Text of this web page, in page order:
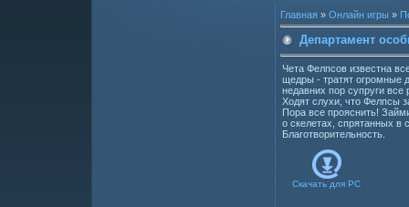
Главная » Онлайн игры »
Департамент
Чета Фелпсов известна
щедры - тратят огромные
недавних пор супруги все
Ходят слухи, что Фелпсы
Пора все прояснить!
о скелетах, спрятанных
Благотворительность.
Скачать для PC